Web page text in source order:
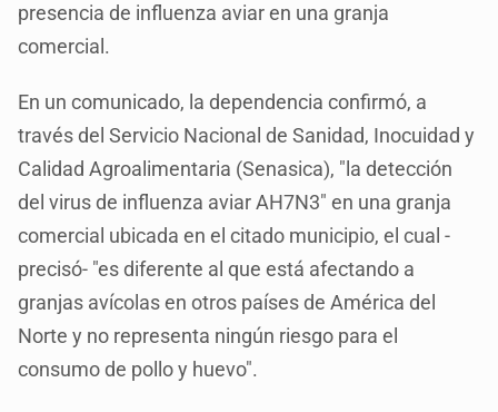
presencia de influenza aviar en una granja
comercial.
En un comunicado, la dependencia confirmó, a
través del Servicio Nacional de Sanidad, Inocuidad y
Calidad Agroalimentaria (Senasica), "la detección
del virus de influenza aviar AH7N3" en una granja
comercial ubicada en el citado municipio, el cual -
precisó- "es diferente al que está afectando a
granjas avícolas en otros países de América del
Norte y no representa ningún riesgo para el
consumo de pollo y huevo".